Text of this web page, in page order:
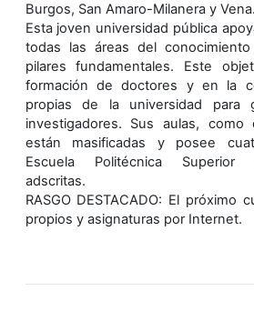
Burgos, San Amaro-Milanera y Vena.
Esta joven universidad pública
todas las áreas del
pilares fundamentales. Este
formación de doctores y en la
propias de la universidad para
investigadores. Sus aulas,
están masificadas y posee
Escuela Politécnica
adscritas.
RASGO DESTACADO: El próximo
propios y asignaturas por Internet.